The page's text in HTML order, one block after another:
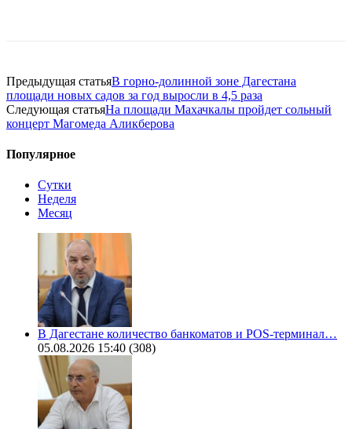
Предыдущая статьяВ горно-долинной зоне Дагестана
площади новых садов за год выросли в 4,5 раза
Следующая статьяНа площади Махачкалы пройдет сольный
концерт Магомеда Аликберова
Популярное
Сутки
Неделя
Месяц
В Дагестане количество банкоматов и POS-терминал…
05.08.2026 15:40 (308)